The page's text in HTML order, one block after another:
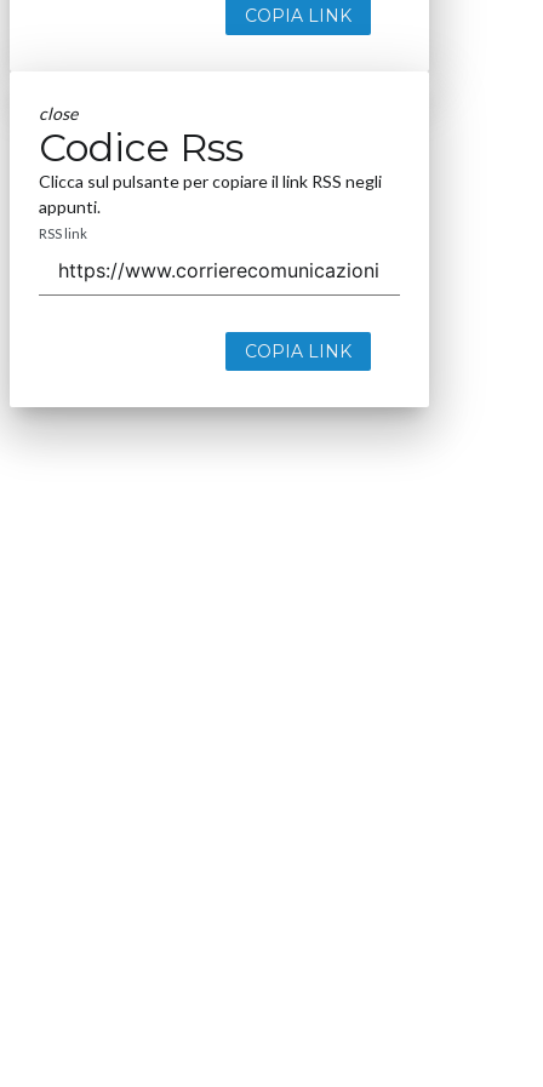
COPIA LINK
close
Codice Rss
Clicca sul pulsante per copiare il link RSS negli
appunti.
RSS link
COPIA LINK